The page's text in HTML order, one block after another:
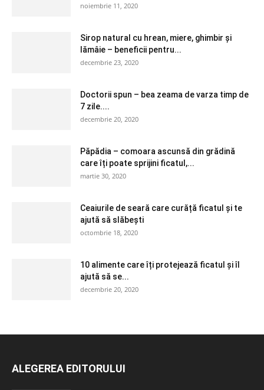
noiembrie 11, 2020
Sirop natural cu hrean, miere, ghimbir și
lămâie – beneficii pentru...
decembrie 23, 2020
Doctorii spun – bea zeama de varza timp de
7 zile....
decembrie 20, 2020
Păpădia – comoara ascunsă din grădină
care îți poate sprijini ficatul,...
martie 30, 2020
Ceaiurile de seară care curăță ficatul și te
ajută să slăbești
octombrie 18, 2020
10 alimente care îți protejează ficatul și îl
ajută să se...
decembrie 20, 2020
ALEGEREA EDITORULUI